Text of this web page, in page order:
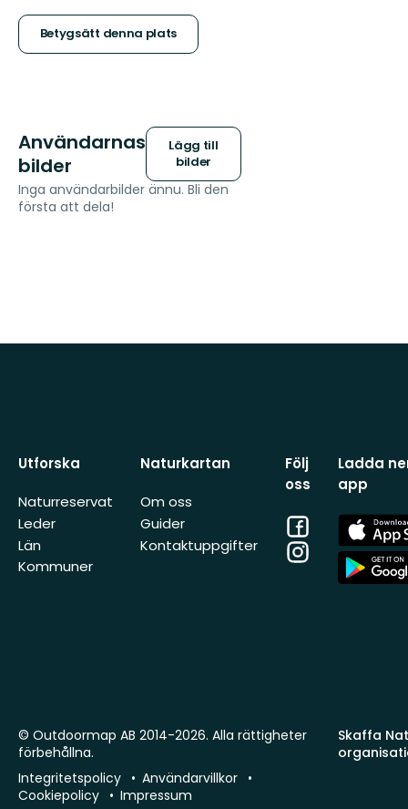
stjärnor
Betygsätt denna plats
Användarnas
bilder
Lägg till
bilder
Inga användarbilder ännu. Bli den
första att dela!
Utforska
Naturreservat
Leder
Län
Kommuner
Naturkartan
Om oss
Guider
Kontaktuppgifter
Följ
oss
Facebook
Instagram
Ladda
app
App
Store
App
Store
Skaffa
© Outdoormap AB 2014-2026. Alla rättigheter
förbehållna.
Integritetspolicy
Användarvillkor
Cookiepolicy
Impressum